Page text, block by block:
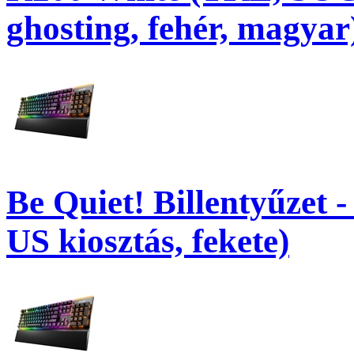
ghosting, fehér,
Be Quiet! Billentyűzet
US kiosztás, fekete)